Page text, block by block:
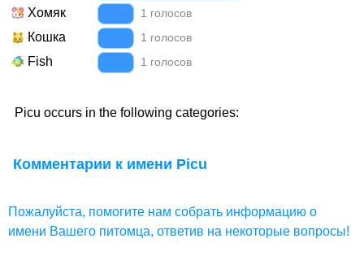
Хомяк 1 голосов
Кошка 1 голосов
Fish 1 голосов
Picu occurs in the following categories:
Комментарии к имени Picu
Пожалуйста, помогите нам собрать информацию о
имени Вашего питомца, ответив на некоторые вопросы!